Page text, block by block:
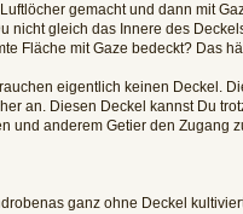
gemacht und dann mit
nicht gleich das Innere des
Fläche mit Gaze bedeckt? Das
eigentlich keinen Deckel.
an. Diesen Deckel kannst Du
und anderem Getier den Zugang
ganz ohne Deckel